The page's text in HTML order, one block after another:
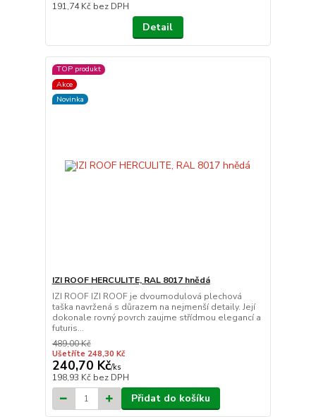
191,74 Kč bez DPH
Detail
TOP produkt
Akce
Novinka
IZI ROOF HERCULITE, RAL 8017 hnědá
IZI ROOF IZI ROOF je dvoumodulová plechová
taška navržená s důrazem na nejmenší detaily. Její
dokonale rovný povrch zaujme střídmou elegancí a
futuris...
489,00 Kč
Ušetříte 248,30 Kč
240,70 Kč/ks
198,93 Kč bez DPH
Přidat do košíku